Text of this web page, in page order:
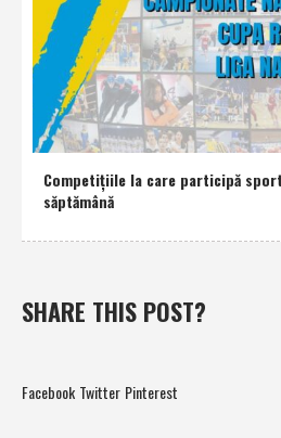
Competiţiile la care participă
săptămână
SHARE THIS POST?
Facebook Twitter Pinterest